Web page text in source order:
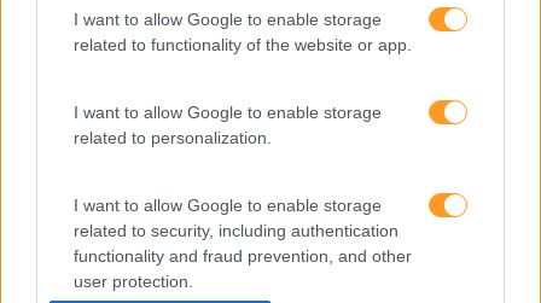
I want to allow Google to enable storage
related to functionality of the website or app.
I want to allow Google to enable storage
related to personalization.
I want to allow Google to enable storage
related to security, including authentication
functionality and fraud prevention, and other
user protection.
Somos a filial portuguesa do grupo SKOLAE Formation,
empresa europeia multiespecializada no desenvolvimento
Ver todas as formações
Soluções